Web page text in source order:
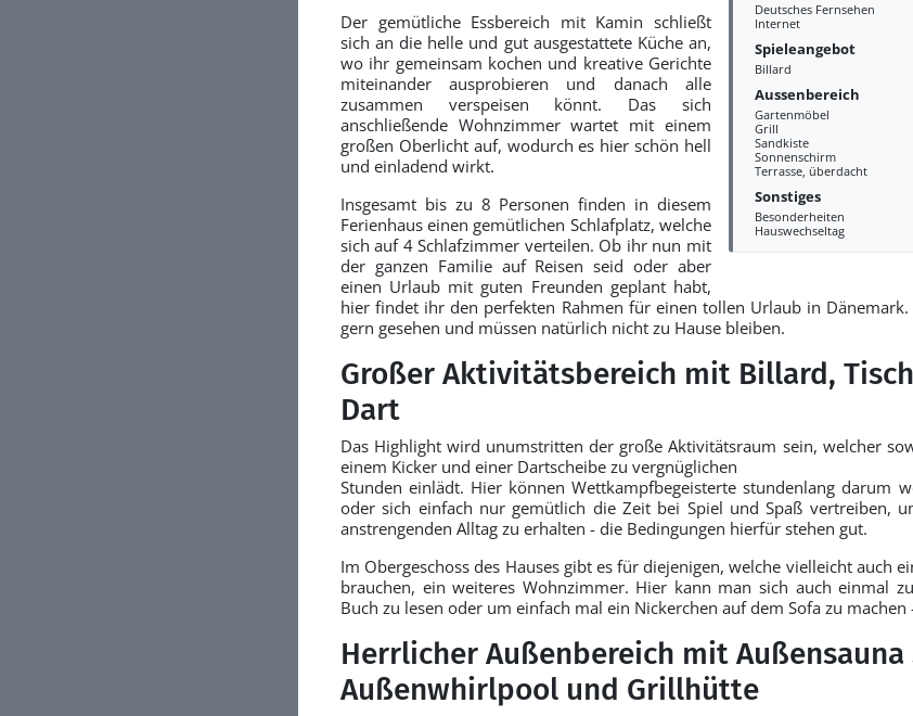
Deutsches Fernsehen
Internet
Spieleangebot
Billard
Aussenbereich
Gartenmöbel
Grill
Sandkiste
Sonnenschirm
Terrasse, überdacht
Sonstiges
Besonderheiten
Hauswechseltag
Der gemütliche Essbereich mit Kamin schließt
sich an die helle und gut ausgestattete Küche an,
wo ihr gemeinsam kochen und kreative Gerichte
miteinander ausprobieren und danach alle
zusammen verspeisen könnt. Das sich
anschließende Wohnzimmer wartet mit einem
großen Oberlicht auf, wodurch es hier schön hell
und einladend wirkt.
Insgesamt bis zu 8 Personen finden in diesem
Ferienhaus einen gemütlichen Schlafplatz, welche
sich auf 4 Schlafzimmer verteilen. Ob ihr nun mit
der ganzen Familie auf Reisen seid oder aber
einen Urlaub mit guten Freunden geplant habt,
hier findet ihr den perfekten Rahmen für einen tollen Urlaub in
gern gesehen und müssen natürlich nicht zu Hause bleiben.
Großer Aktivitätsbereich mit Billard,
Dart
Das Highlight wird unumstritten der große Aktivitätsraum sein, welcher
einem Kicker und einer Dartscheibe zu vergnüglichen
Stunden einlädt. Hier können Wettkampfbegeisterte stundenlang darum
oder sich einfach nur gemütlich die Zeit bei Spiel und Spaß vertreiben,
anstrengenden Alltag zu erhalten - die Bedingungen hierfür stehen gut.
Im Obergeschoss des Hauses gibt es für diejenigen, welche vielleicht auch
brauchen, ein weiteres Wohnzimmer. Hier kann man sich auch einmal
Buch zu lesen oder um einfach mal ein Nickerchen auf dem Sofa zu machen
Herrlicher Außenbereich mit Außensauna
Außenwhirlpool und Grillhütte